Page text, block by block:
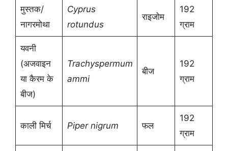
मुस्तक/
नागरमोथा
Cyprus
rotundus
राइजोम
192
ग्राम
यवनी
(अजवाइन
या कैरम के
बीज)
Trachyspermum
ammi
बीज
192
ग्राम
काली मिर्च Piper nigrum फल
192
ग्राम